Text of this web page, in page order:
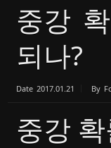
중강
되나?
Date 2017.01.21 By
중강